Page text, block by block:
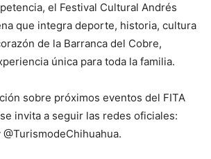
el Festival Cultural Andrés
que integra deporte, historia, cultura
de la Barranca del Cobre,
única para toda la familia.
sobre próximos eventos del FITA
invita a seguir las redes oficiales: